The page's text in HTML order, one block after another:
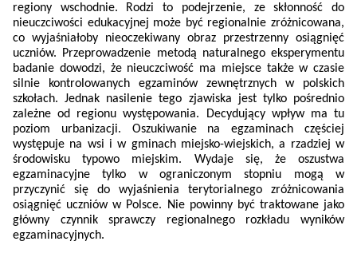
regiony wschodnie. Rodzi to podejrzenie, ze skłonność do
nieuczciwości edukacyjnej może być regionalnie zróżnicowana,
co wyjaśniałoby nieoczekiwany obraz przestrzenny osiągnięć
uczniów. Przeprowadzenie metodą naturalnego eksperymentu
badanie dowodzi, że nieuczciwość ma miejsce także w czasie
silnie kontrolowanych egzaminów zewnętrznych w polskich
szkołach. Jednak nasilenie tego zjawiska jest tylko pośrednio
zależne od regionu występowania. Decydujący wpływ ma tu
poziom urbanizacji. Oszukiwanie na egzaminach częściej
występuje na wsi i w gminach miejsko-wiejskich, a rzadziej w
środowisku typowo miejskim. Wydaje się, że oszustwa
egzaminacyjne tylko w ograniczonym stopniu mogą w
przyczynić się do wyjaśnienia terytorialnego zróżnicowania
osiągnięć uczniów w Polsce. Nie powinny być traktowane jako
główny czynnik sprawczy regionalnego rozkładu wyników
egzaminacyjnych.